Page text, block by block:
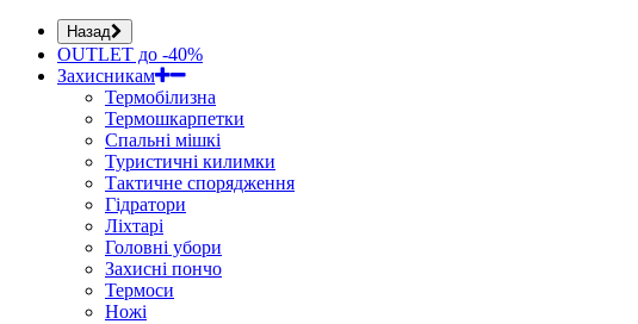
Назад
OUTLET до -40%
Захисникам
Термобілизна
Термошкарпетки
Спальні мішкі
Туристичні килимки
Тактичне спорядження
Гідратори
Ліхтарі
Головні убори
Захисні пончо
Термоси
Ножі